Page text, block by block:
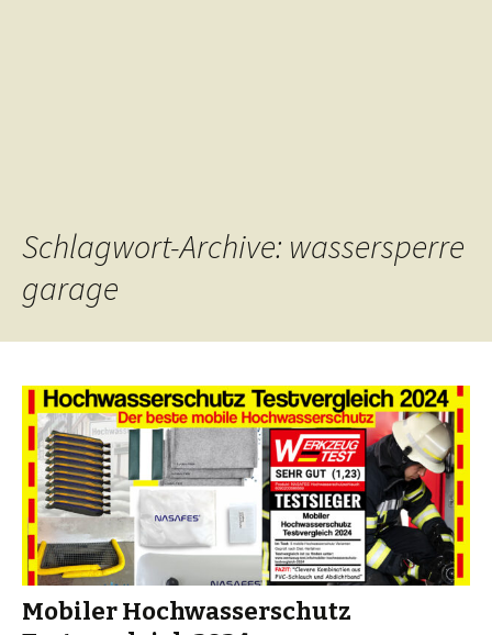
Schlagwort-Archive: wassersperre
garage
Mobiler Hochwasserschutz